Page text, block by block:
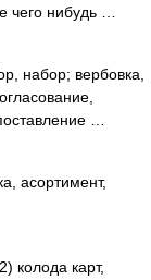
чего нибудь …
набор; вербовка,
…
асортимент,
колода карт,